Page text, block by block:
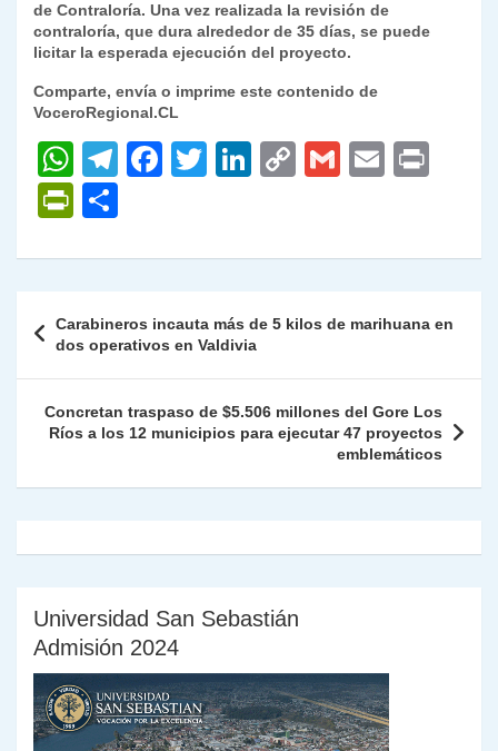
de Contraloría. Una vez realizada la revisión de
contraloría, que dura alrededor de 35 días, se puede
licitar la esperada ejecución del proyecto.
Comparte, envía o imprime este contenido de
VoceroRegional.CL
W
h
at
s
p
p
T
gr
m
F
e
o
o
k
T
er
Li
e
n
C
y
n
k
G
l
E
l
P
nt
Fr
ie
n
dl
y
m
ar
tir
de
entradas
Carabineros incauta más de 5 kilos de marihuana en
dos operativos en Valdivia
Concretan traspaso de $5.506 millones del Gore Los
Ríos a los 12 municipios para ejecutar 47 proyectos
emblemáticos
Universidad San Sebastián
Admisión 2024